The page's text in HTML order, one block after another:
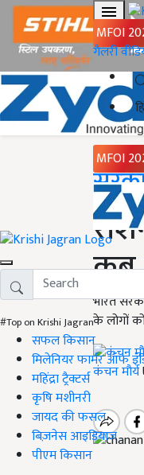
MFOI
गैलरी
MFOI
#Top on Krishi Jagran
सफल किसान
मिलेनियर फार्मर ऑफ
महिंद्रा ट्रैक्टर्स
कृषि मशीनरी
जायद की फसल
बिज़नेस आइडियाज
पीएम किसान
Home
कब
भारत
के लोगों
कंचन मौर्य